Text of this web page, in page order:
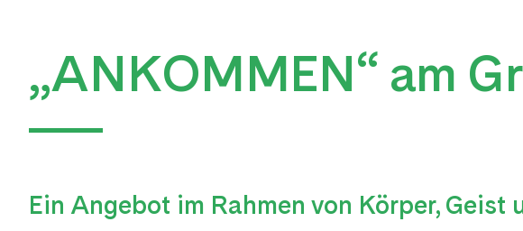
„ANKOMMEN“ am
Ein Angebot im Rahmen von Körper, Geist